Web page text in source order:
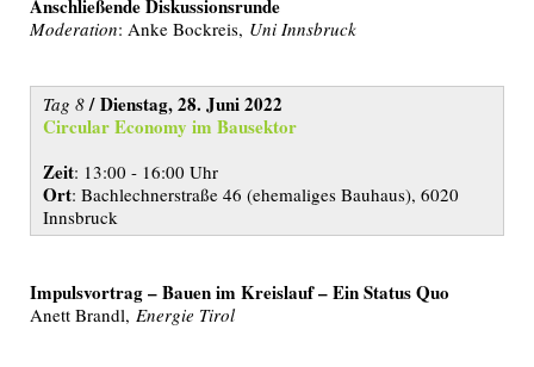
Anschließende Diskussionsrunde
Moderation: Anke Bockreis, Uni Innsbruck
Tag 8/ Dienstag, 28. Juni 2022
Circular Economy im Bausektor
Zeit: 13:00 - 16:00 Uhr
Ort: Bachlechnerstraße 46 (ehemaliges Bauhaus), 6020
Innsbruck
Impulsvortrag – Bauen im Kreislauf – Ein Status Quo
Anett Brandl, Energie Tirol